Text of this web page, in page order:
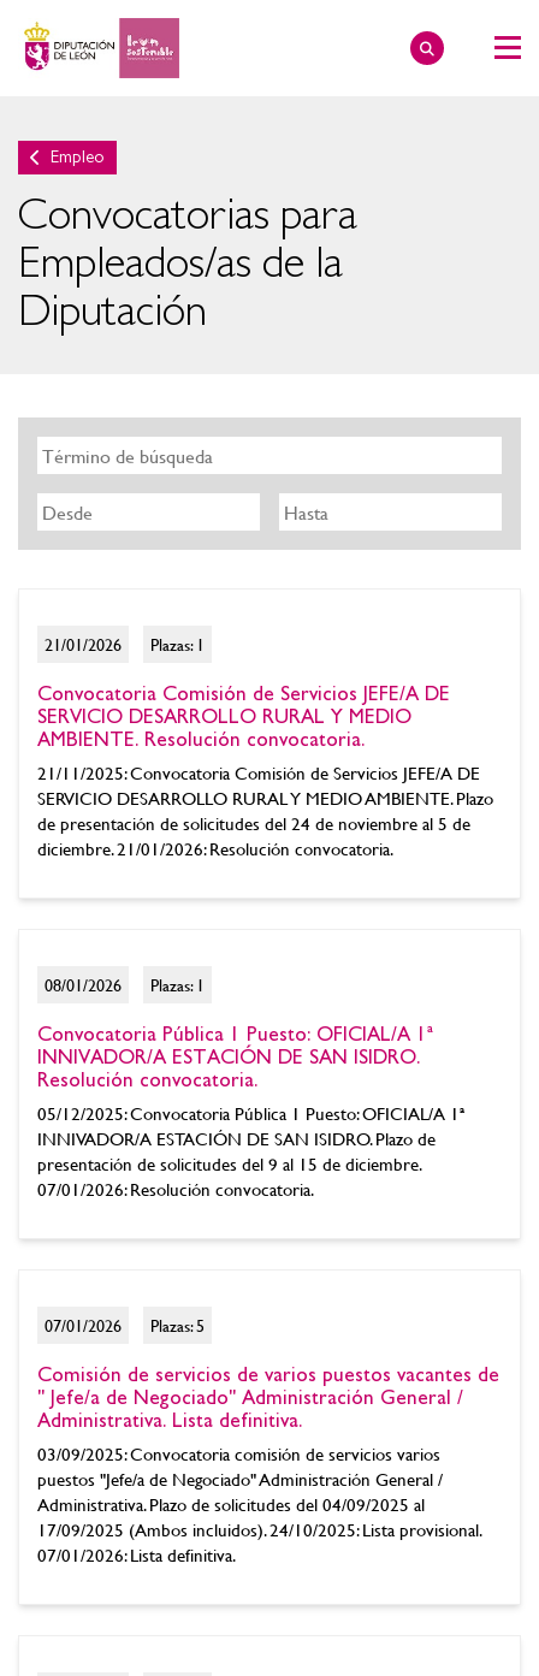
Empleo
Convocatorias para
Empleados/as de la
Diputación
21/01/2026 Plazas: 1
Convocatoria Comisión de Servicios JEFE/A DE
SERVICIO DESARROLLO RURAL Y MEDIO
AMBIENTE. Resolución convocatoria.
21/11/2025: Convocatoria Comisión de Servicios JEFE/A DE
SERVICIO DESARROLLO RURAL Y MEDIO AMBIENTE. Plazo
de presentación de solicitudes del 24 de noviembre al 5 de
diciembre. 21/01/2026: Resolución convocatoria.
08/01/2026 Plazas: 1
Convocatoria Pública 1 Puesto: OFICIAL/A 1ª
INNIVADOR/A ESTACIÓN DE SAN ISIDRO.
Resolución convocatoria.
05/12/2025: Convocatoria Pública 1 Puesto: OFICIAL/A 1ª
INNIVADOR/A ESTACIÓN DE SAN ISIDRO. Plazo de
presentación de solicitudes del 9 al 15 de diciembre.
07/01/2026: Resolución convocatoria.
07/01/2026 Plazas: 5
Comisión de servicios de varios puestos vacantes de
" Jefe/a de Negociado" Administración General /
Administrativa. Lista definitiva.
03/09/2025: Convocatoria comisión de servicios varios
puestos "Jefe/a de Negociado" Administración General /
Administrativa. Plazo de solicitudes del 04/09/2025 al
17/09/2025 (Ambos incluidos). 24/10/2025: Lista provisional.
07/01/2026: Lista definitiva.